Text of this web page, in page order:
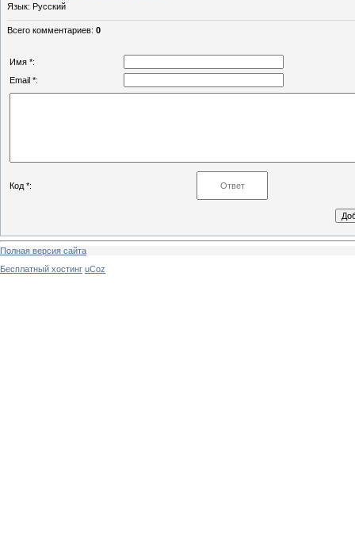
Язык: Русский
Всего комментариев: 0
Имя *:
Email *:
Код *:
Полная версия сайта
Бесплатный хостинг uCoz